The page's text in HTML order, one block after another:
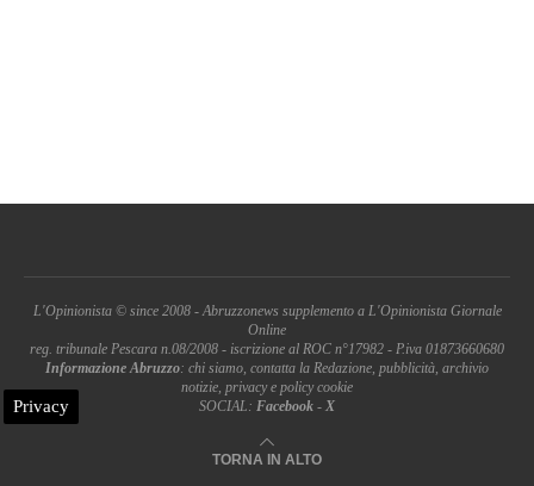
L'Opinionista © since 2008 - Abruzzonews supplemento a L'Opinionista Giornale
Online
reg. tribunale Pescara n.08/2008 - iscrizione al ROC n°17982 - P.iva 01873660680
Informazione Abruzzo: chi siamo, contatta la Redazione, pubblicità, archivio
notizie, privacy e policy cookie
SOCIAL: Facebook - X
Privacy
TORNA IN ALTO